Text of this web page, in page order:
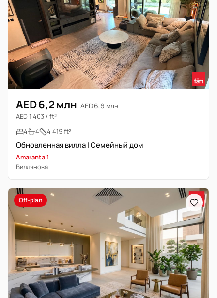
AED 6,2 млн AED 6,6 млн
AED 1 403 / ft²
4
4 4 419 ft²
Обновленная вилла | Семейный дом
Amaranta 1
Виллянова
Off-plan